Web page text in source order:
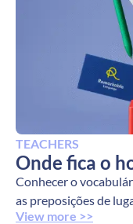
TEACHERS
Onde fica o
Conhecer o
as preposições de
View more >>